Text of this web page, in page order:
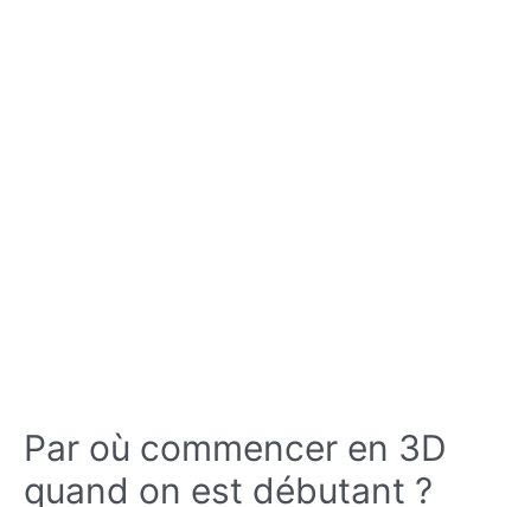
Par où commencer en 3D
quand on est débutant ?